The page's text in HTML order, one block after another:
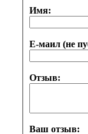
Имя:
Е-маил (не
Отзыв:
Ваш отзыв: